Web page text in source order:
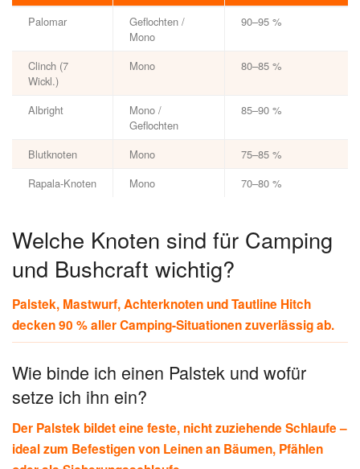
Palomar
Geflochten /
Mono
90–95 %
Clinch (7
Wickl.)
Mono 80–85 %
Albright
Mono /
Geflochten
85–90 %
Blutknoten Mono
75–85 %
Rapala-Knoten
Mono 70–80 %
Welche Knoten sind für Camping
und Bushcraft wichtig?
Palstek, Mastwurf, Achterknoten und Tautline Hitch
decken 90 % aller Camping-Situationen zuverlässig ab.
Wie binde ich einen Palstek und wofür
setze ich ihn ein?
Der Palstek bildet eine feste, nicht zuziehende Schlaufe –
ideal zum Befestigen von Leinen an Bäumen, Pfählen